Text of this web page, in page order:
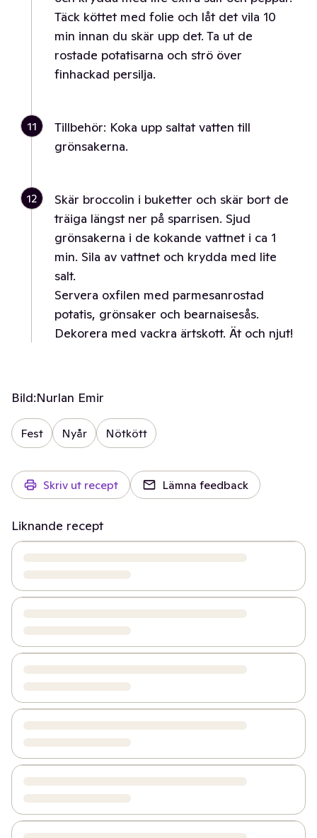
Täck köttet med folie och låt det vila 10
min innan du skär upp det. Ta ut de
rostade potatisarna och strö över
finhackad persilja.
11
Tillbehör: Koka upp saltat vatten till
grönsakerna.
12
Skär broccolin i buketter och skär bort de
träiga längst ner på sparrisen. Sjud
grönsakerna i de kokande vattnet i ca 1
min. Sila av vattnet och krydda med lite
salt.
Servera oxfilen med parmesanrostad
potatis, grönsaker och bearnaisesås.
Dekorera med vackra ärtskott. Ät och njut!
Bild:Nurlan Emir
Fest Nyår Nötkött
Skriv ut recept Lämna feedback
Liknande recept